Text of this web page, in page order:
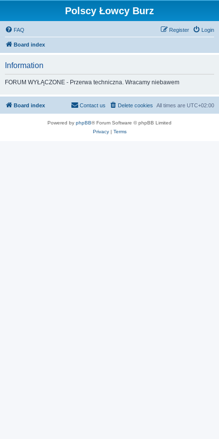
Polscy Łowcy Burz
FAQ Login
Register
Board index
Information
FORUM WYŁĄCZONE - Przerwa techniczna. Wracamy niebawem
Board index All times are UTC+02:00
Delete cookies
Contact us
Powered by phpBB® Forum Software © phpBB Limited
Privacy| Terms